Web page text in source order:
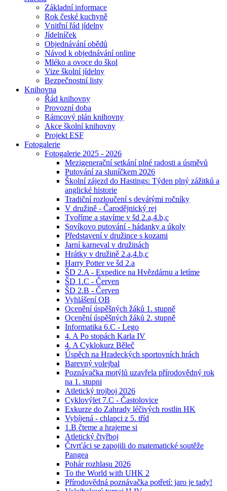
Základní informace
Rok české kuchyně
Vnitřní řád jídelny
Jídelníček
Objednávání obědů
Návod k objednávání online
Mléko a ovoce do škol
Vize školní jídelny
Bezpečnostní listy
Knihovna
Řád knihovny
Provozní doba
Rámcový plán knihovny
Akce školní knihovny
Projekt ESF
Fotogalerie
Fotogalerie 2025 - 2026
Mezigenerační setkání plné radosti a úsměvů
Putování za sluníčkem 2026
Školní zájezd do Hastings: Týden plný zážitků a
anglické historie
Tradiční rozloučení s devátými ročníky
V družině - Čarodějnický rej
Tvoříme a stavíme v šd 2.a,4.b,c
Sovíkovo putování - hádanky a úkoly
Představení v družince s kozami
Jarní karneval v družinách
Hrátky v družině 2.a,4.b,c
Harry Potter ve šd 2.a
ŠD 2.A - Expedice na Hvězdárnu a letíme
ŠD 1.C - Červen
ŠD 2.B - Červen
Vyhlášení OB
Ocenění úspěšných žáků 1. stupně
Ocenění úspěšných žáků 2. stupně
Informatika 6.C - Lego
4. A Po stopách Karla IV
4. A Cyklokurz Běleč
Úspěch na Hradeckých sportovních hrách
Barevný volejbal
Poznávačka motýlů uzavřela přírodovědný rok
na 1. stupni
Atletický trojboj 2026
Cyklovýlet 7.C - Častolovice
Exkurze do Zahrady léčivých rostlin HK
Vybíjená - chlapci z 5. tříd
1.B čteme a hrajeme si
Atletický čtyřboj
Čtvrťáci se zapojili do matematické soutěže
Pangea
Pohár rozhlasu 2026
To the World with UHK 2
Přírodovědná poznávačka potřetí: jaro je tady!